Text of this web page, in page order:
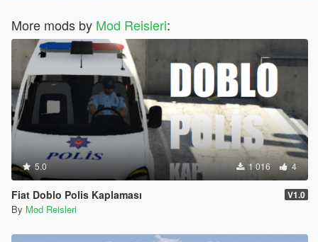
More mods by Mod Reisleri:
5.0 1 016 4
Fiat Doblo Polis Kaplaması V1.0
By Mod Reisleri